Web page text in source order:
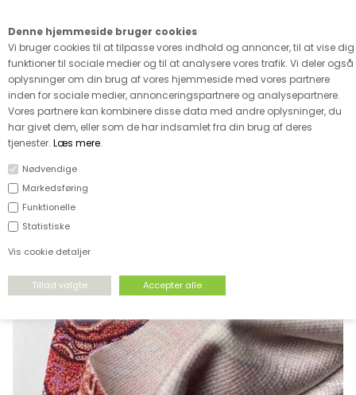
Denne hjemmeside bruger cookies
Vi bruger cookies til at tilpasse vores indhold og annoncer, til at vise dig
funktioner til sociale medier og til at analysere vores trafik. Vi deler også
oplysninger om din brug af vores hjemmeside med vores partnere
inden for sociale medier, annonceringspartnere og analysepartnere.
Vores partnere kan kombinere disse data med andre oplysninger, du
har givet dem, eller som de har indsamlet fra din brug af deres
tjenester. Læs mere.
Nødvendige
Markedsføring
Funktionelle
Statistiske
Vis cookie detaljer
FORSIDE›STRÆKSTOF